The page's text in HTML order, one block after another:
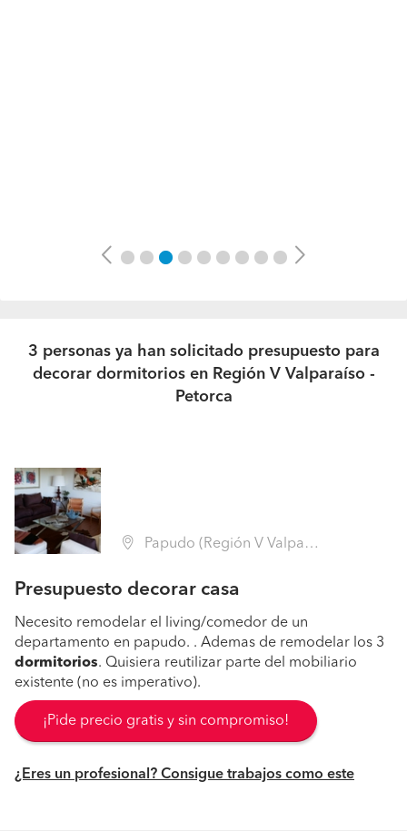
Previous Next
3 personas ya han solicitado presupuesto para
decorar dormitorios en Región V Valparaíso -
Petorca
Papudo (Región V Valparaíso - Petorca)
Presupuesto decorar casa
Necesito remodelar el living/comedor de un
departamento en papudo. . Ademas de remodelar los 3
dormitorios. Quisiera reutilizar parte del mobiliario
existente (no es imperativo).
¡Pide precio gratis y sin compromiso!
¿Eres un profesional? Consigue trabajos como este